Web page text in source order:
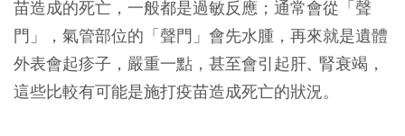
苗造成的死亡， 一般都是過敏反應；通常會從「聲
門」，氣管部位的「聲門」會先水腫，再來就是遺體
外表會起疹子，嚴重一點，甚至會引起肝、 腎衰竭，
這些比較有可能是施打疫苗造成死亡的狀況。